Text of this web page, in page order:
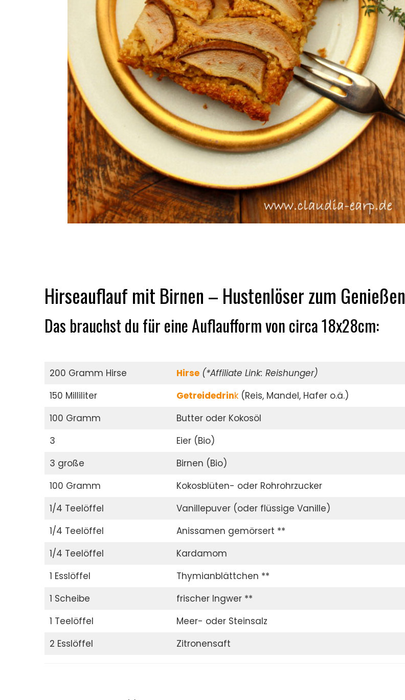
Hirseauflauf mit Birnen – Hustenlöser zum Genießen
Das brauchst du für eine Auflaufform von circa 18x28cm:
200 Gramm Hirse Hirse (*Affiliate Link: Reishunger)
150 Milliliter
Getreidedrink(Reis, Mandel, Hafer o.ä.)
100 Gramm
Butter oder Kokosöl
3
Eier (Bio)
3 große
Birnen (Bio)
100 Gramm
Kokosblüten- oder Rohrohrzucker
1/4 Teelöffel
Vanillepuver (oder flüssige Vanille)
1/4 Teelöffel
Anissamen gemörsert **
1/4 Teelöffel
Kardamom
1 Esslöffel
Thymianblättchen **
1 Scheibe
frischer Ingwer **
1 Teelöffel
Meer- oder Steinsalz
2 Esslöffel
Zitronensaft